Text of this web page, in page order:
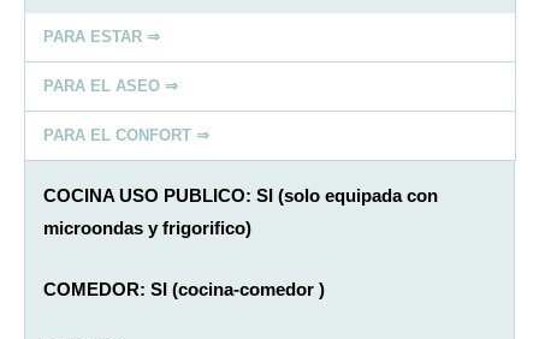
PARA ESTAR ⇒
PARA EL ASEO ⇒
PARA EL CONFORT ⇒
COCINA USO PUBLICO: SI (solo equipada con
microondas y frigorifico)
COMEDOR: SI (cocina-comedor )